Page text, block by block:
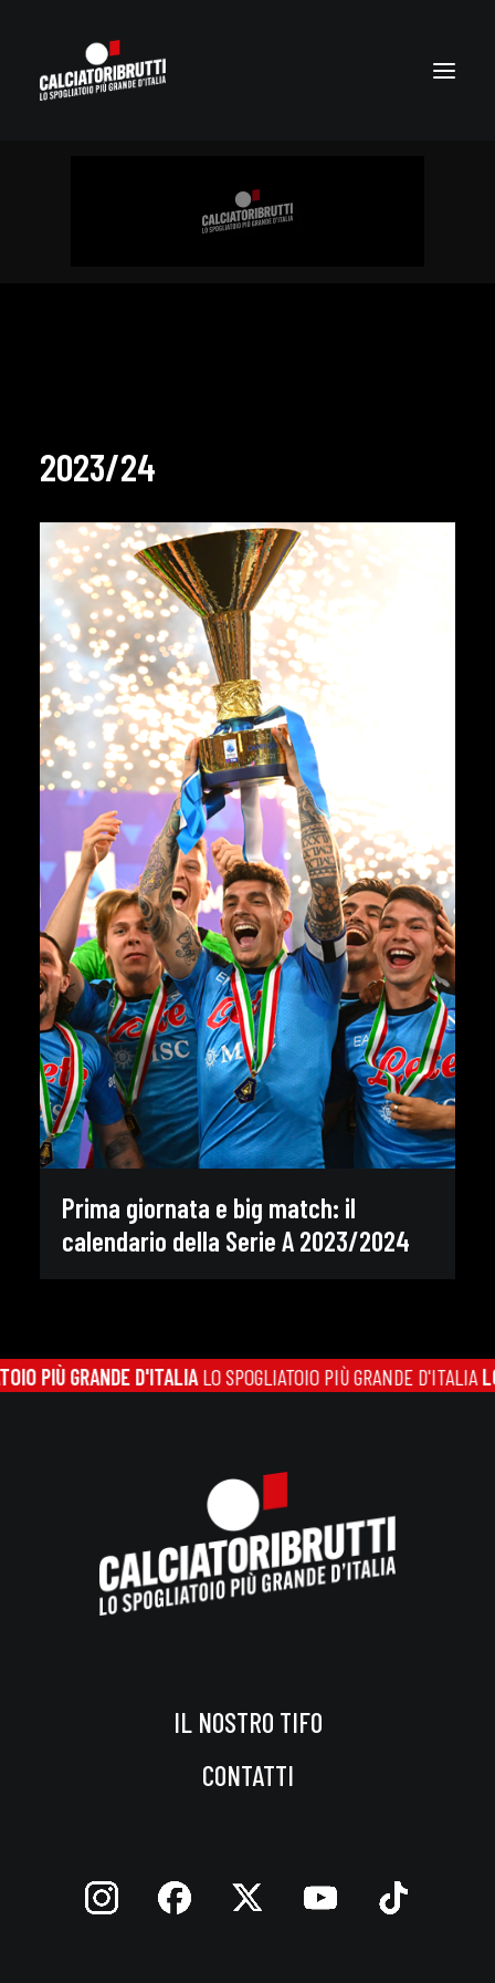
2023/24
Prima giornata e big match: il
calendario della Serie A 2023/2024
PIÙ GRANDE D'ITALIALO SPOGLIATOIO PIÙ GRANDE D'ITALIALO
IL NOSTRO TIFO
CONTATTI